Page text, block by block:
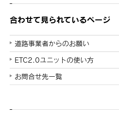
合わせて見られているページ
道路事業者からのお願い
ETC2.0ユニットの使い方
お問合せ先一覧